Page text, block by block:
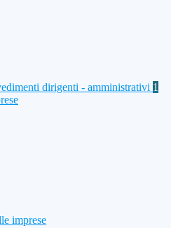
dirigenti - amministrativi 1
imprese